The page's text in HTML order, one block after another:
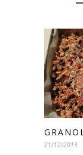
21/12/2013